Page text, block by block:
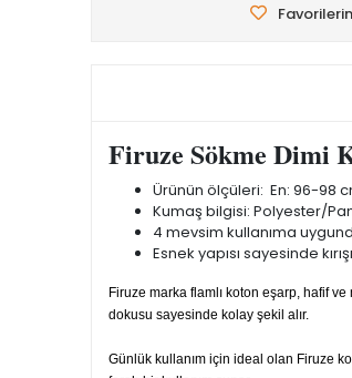
Firuze Sökme Dimi
Ürünün ölçüleri: En: 96-98
Kumaş bilgisi: Polyester/
4 mevsim kullanıma
Esnek yapısı sayesinde
Firuze marka flamlı koton eşarp, hafif
dokusu sayesinde kolay şekil alır.
Günlük kullanım için ideal olan Firuze